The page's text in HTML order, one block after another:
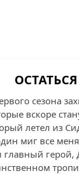
сезона
вскоре
летел из
миг все
главный